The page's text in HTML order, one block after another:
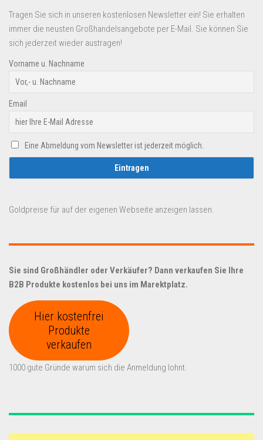
Tragen Sie sich in unseren kostenlosen Newsletter ein! Sie erhalten
immer die neusten Großhandelsangebote per E-Mail. Sie können Sie
sich jederzeit wieder austragen!
Vorname u. Nachname
Email
Eine Abmeldung vom Newsletter ist jederzeit möglich.
Goldpreise für auf der eigenen Webseite anzeigen lassen.
Sie sind Großhändler oder Verkäufer? Dann verkaufen Sie Ihre
B2B Produkte kostenlos bei uns im Marektplatz.
Hier kostenfrei
Produkte
verkaufen
1000 gute Gründe warum sich die Anmeldung lohnt.